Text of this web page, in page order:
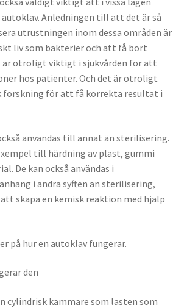
autoklav. Anledningen till att det är så
utrustningen inom dessa områden är
liv som bakterier och att få bort
är otroligt viktigt i sjukvården för att
hos patienter. Och det är otroligt
för att få korrekta resultat i
användas till annat än sterilisering.
till härdning av plast, gummi
De kan också användas i
i andra syften än sterilisering,
skapa en kemisk reaktion med hjälp
på hur en autoklav fungerar.
den
cylindrisk kammare som lasten som